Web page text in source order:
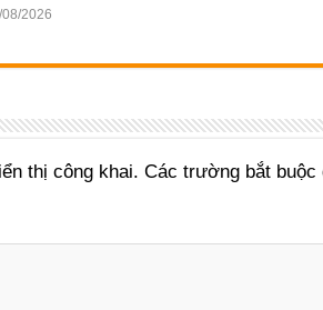
2026
thị công khai. Các trường bắt buộc